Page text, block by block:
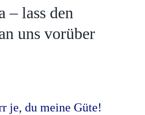
– lass den
uns vorüber
je, du meine Güte!